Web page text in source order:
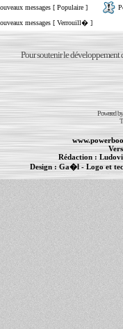
messages [ Populaire ]
messages [ Verrouill� ]
Pour soutenir le développement
Powered
Rédaction :
Design : Ga�l- Logo et
Informations : - MacBook Pro